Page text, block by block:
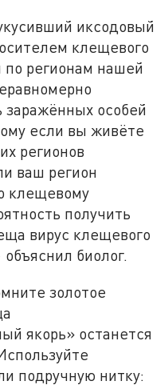
иксодовый
клещевого
по регионам нашей
заражённых особей
если вы живёте
регионов
ваш регион
клещевому
получить
вирус клещевого
объяснил биолог.
золотое
якорь» останется
подручную нитку: